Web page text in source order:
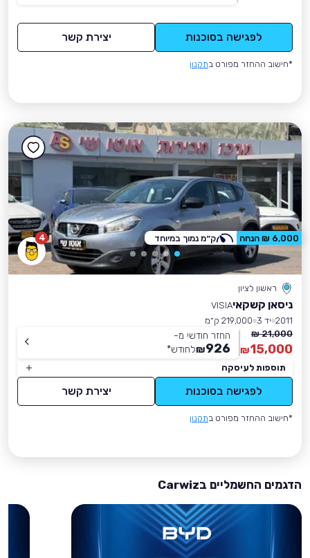
לפגישה בסוכנות יצירת קשר
*חישוב ההחזר מפורט בתקנון
4
ראשון לציון
ניסאן קשקאיVISIA
2011 יד 3
219,000 ק״מ
21,000 ₪
15,000
₪
החזר חודשי מ-
926
₪לחודש*
תוספות לעיסקה
לפגישה בסוכנות יצירת קשר
*חישוב ההחזר מפורט בתקנון
6,000 ₪ הנחה ק״מ נמוך במיוחד
הדגמים החשמליים בCarwiz